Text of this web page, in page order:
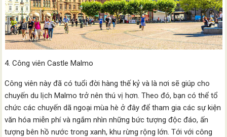
4. Công viên Castle Malmo
Công viên này đã có tuổi đời hàng thế kỷ và là nơi sẽ giúp cho
chuyến du lịch Malmo trở nên thú vị hơn. Theo đó, bạn có thể tổ
chức các chuyến dã ngoại mùa hè ở đây để tham gia các sự kiện
văn hóa miễn phí và ngắm nhìn những bức tượng độc đáo, ấn
tượng bên hồ nước trong xanh, khu rừng rộng lớn. Tới với công